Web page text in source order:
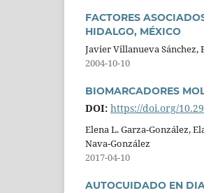
FACTORES
HIDALGO, MÉXICO
Javier Villanueva Sánchez,
2004-10-10
BIOMARCADORES
DOI: https://doi.org/
Elena L. Garza-González,
Nava-González
2017-04-10
AUTOCUIDADO EN